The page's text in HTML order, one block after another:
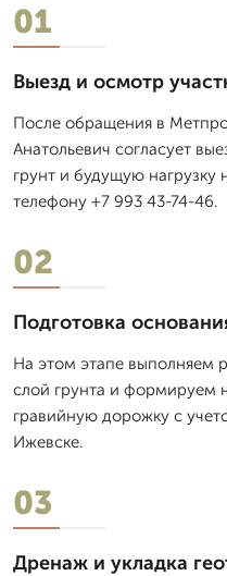
01
Выезд и осмотр
После обращения в
Анатольевич согласует
грунт и будущую нагрузку
телефону +7 993 43-74-46.
02
Подготовка
На этом этапе выполняем
слой грунта и формируем
гравийную дорожку с
Ижевске.
03
Дренаж и укладка